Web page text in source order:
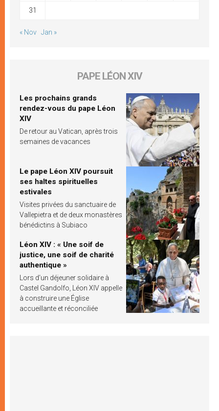
31
« Nov Jan »
PAPE LÉON XIV
Les prochains grands
rendez-vous du pape Léon
XIV
De retour au Vatican, après trois
semaines de vacances
Le pape Léon XIV poursuit
ses haltes spirituelles
estivales
Visites privées du sanctuaire de
Vallepietra et de deux monastères
bénédictins à Subiaco
Léon XIV : « Une soif de
justice, une soif de charité
authentique »
Lors d’un déjeuner solidaire à
Castel Gandolfo, Léon XIV appelle
à construire une Église
accueillante et réconciliée